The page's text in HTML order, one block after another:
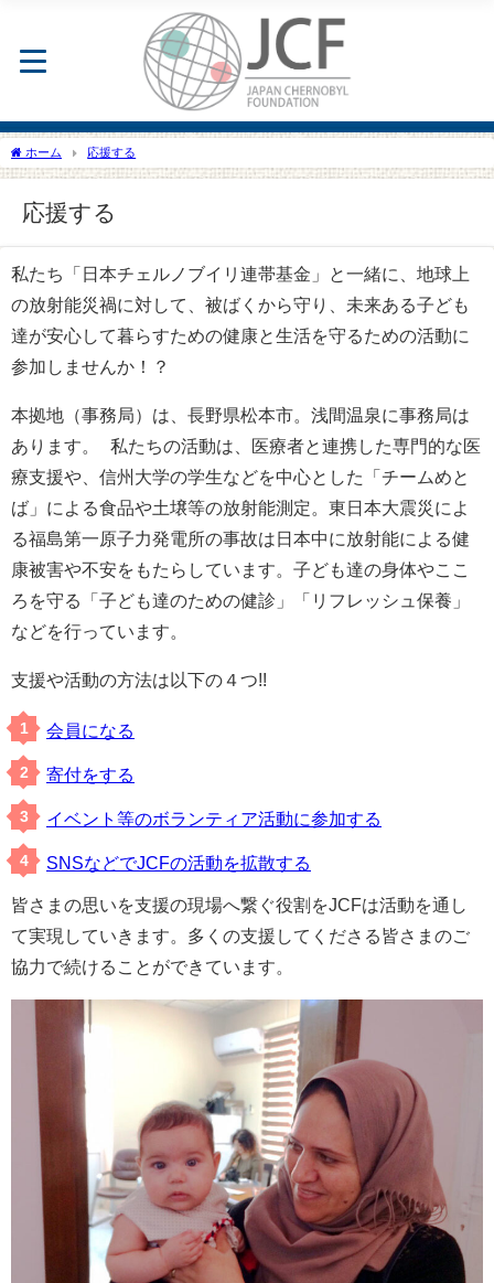
ホーム 応援する
応援する
私たち「日本チェルノブイリ連帯基金」と一緒に、地球上
の放射能災禍に対して、被ばくから守り、未来ある子ども
達が安心して暮らすための健康と生活を守るための活動に
参加しませんか！？
本拠地（事務局）は、長野県松本市。浅間温泉に事務局は
あります。 私たちの活動は、医療者と連携した専門的な医
療支援や、信州大学の学生などを中心とした「チームめと
ば」による食品や土壌等の放射能測定。東日本大震災によ
る福島第一原子力発電所の事故は日本中に放射能による健
康被害や不安をもたらしています。子ども達の身体やここ
ろを守る「子ども達のための健診」「リフレッシュ保養」
などを行っています。
支援や活動の方法は以下の４つ!!
会員になる
寄付をする
イベント等のボランティア活動に参加する
SNSなどでJCFの活動を拡散する
皆さまの思いを支援の現場へ繋ぐ役割をJCFは活動を通し
て実現していきます。多くの支援してくださる皆さまのご
協力で続けることができています。